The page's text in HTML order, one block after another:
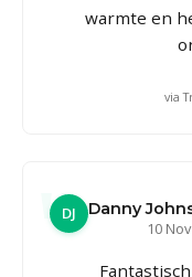
warmte en
via
DJ
Danny
10